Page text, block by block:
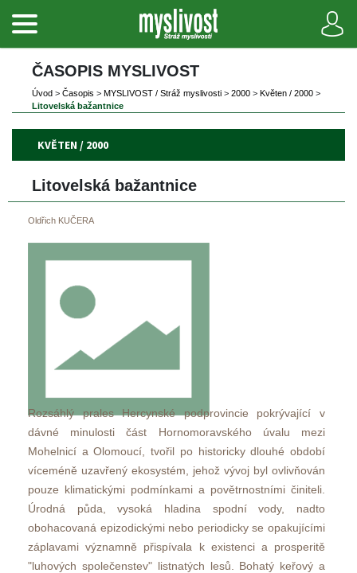
ČASOPIS MYSLIVOST
Úvod > Časopi > MYSLIVOST / Stráž myslivosti > 2000 > Květen / 2000 >
Litovelská bažantnice
KVĚTEN / 2000
Litovelská bažantnice
Oldřich KUČERA
Rozsáhlý prales Hercynské podprovincie pokrývající v
dávné minulosti část Hornomoravského úvalu mezi
Mohelnicí a Olomoucí, tvořil po historicky dlouhé období
víceméně uzavřený ekosystém, jehož vývoj byl ovlivňován
pouze klimatickými podmínkami a povětrnostními činiteli.
Úrodná půda, vysoká hladina spodní vody, nadto
obohacovaná epizodickými nebo periodicky se opakujícími
záplavami významně přispívala k existenci a prosperitě
"luhových společenstev" listnatých lesů. Bohatý keřový a